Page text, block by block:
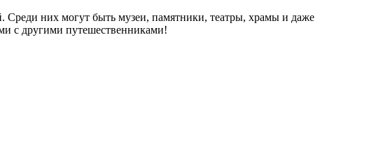
Среди них могут быть музеи, памятники, театры, храмы и даже
с другими путешественниками!